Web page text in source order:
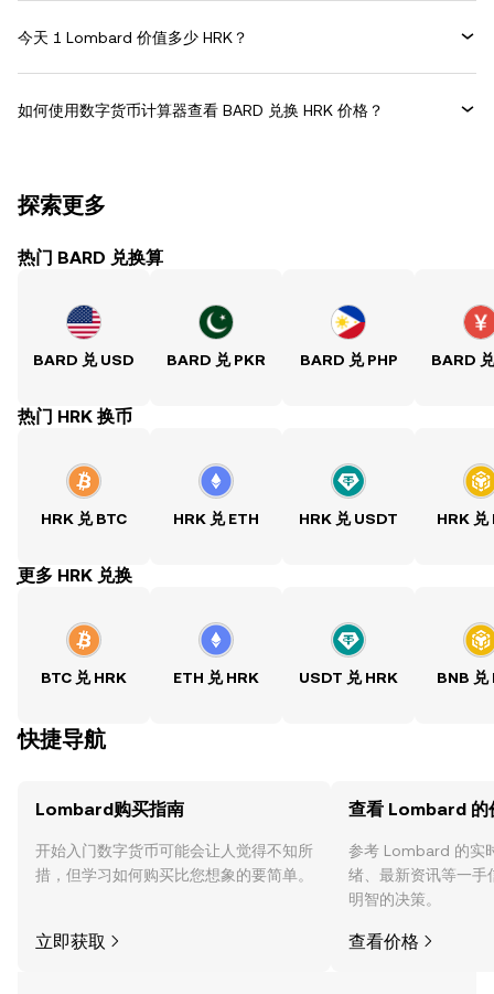
今天 1 Lombard 价值多少 HRK？
如何使用数字货币计算器查看 BARD 兑换 HRK 价格？
探索更多
热门 BARD 兑换算
BARD 兑 USD BARD 兑 PKR BARD 兑 PHP BARD
热门 HRK 换币
HRK 兑 BTC HRK 兑 ETH HRK 兑 USDT HRK 兑
ִִִִִִִִִִִִִִִִִִִִִִִִִִִִִִִִִִִִִִִִִִִִִִִִ更多 HRK 兑换
BTC 兑 HRK ETH 兑 HRK USDT 兑 HRK BNB 兑
快捷导航
Lombard购买指南
开始入门数字货币可能会让人觉得不知所
措，但学习如何购买比您想象的要简单。
立即获取
查看 Lombard 的
参考 Lombard 的实
绪、最新资讯等一手
明智的决策。
查看价格